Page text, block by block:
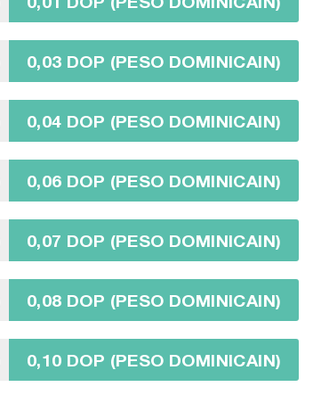
0,03 DOP (PESO DOMINICAIN)
0,04 DOP (PESO DOMINICAIN)
0,06 DOP (PESO DOMINICAIN)
0,07 DOP (PESO DOMINICAIN)
0,08 DOP (PESO DOMINICAIN)
0,10 DOP (PESO DOMINICAIN)